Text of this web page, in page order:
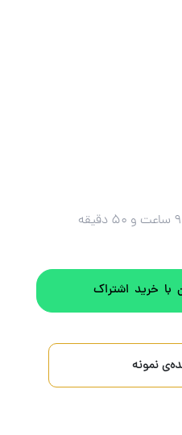
۹ ساعت و ۵۰ دقیقه
با خرید اشتراک
نمونه